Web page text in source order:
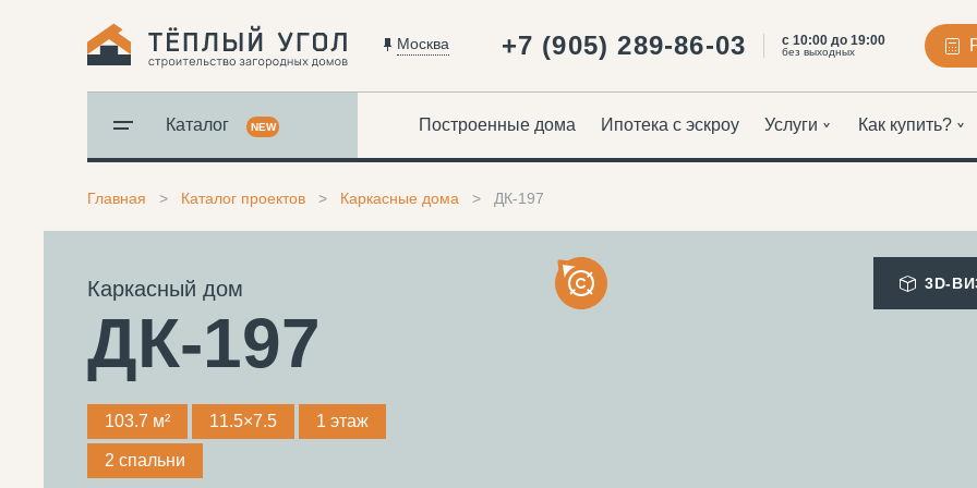
Москва +7 (905) 289-86-03 с 10:00 до 19:00
без выходных
Каталог NEW Построенные дома Ипотека с эскроу Услуги Как купить?
Главная Каталог проектов Каркасные дома ДК-197
Каркасный дом
ДК-197
103.7 м² 11.5×7.5 1 этаж
2 спальни
3D-